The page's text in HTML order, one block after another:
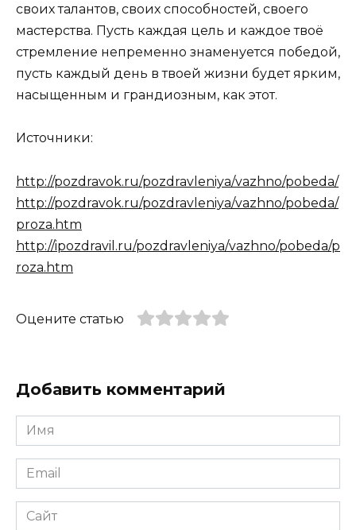
своих талантов, своих способностей, своего
мастерства. Пусть каждая цель и каждое твоё
стремление непременно знаменуется победой,
пусть каждый день в твоей жизни будет ярким,
насыщенным и грандиозным, как этот.
Источники:
http://pozdravok.ru/pozdravleniya/vazhno/pobeda/
http://pozdravok.ru/pozdravleniya/vazhno/pobeda/
proza.htm
http://ipozdravil.ru/pozdravleniya/vazhno/pobeda/p
roza.htm
Оцените статью
Добавить комментарий
Имя
*
Email
*
Сайт